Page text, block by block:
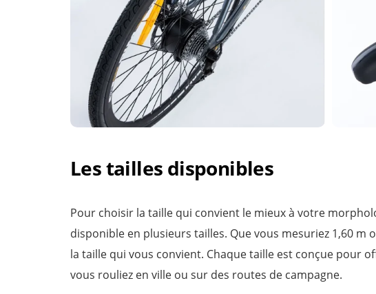
Les tailles disponibles
Pour choisir la taille qui convient le mieux à votre
disponible en plusieurs tailles. Que vous mesuriez 1,60 m
la taille qui vous convient. Chaque taille est conçue pour
vous rouliez en ville ou sur des routes de campagne.